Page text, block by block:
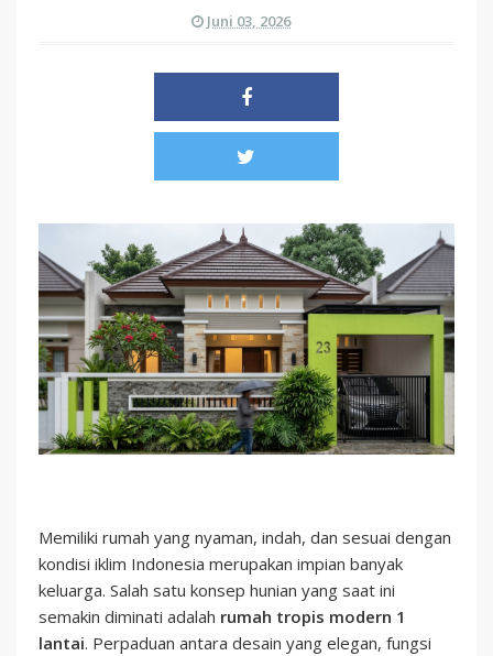
Juni 03, 2026
Memiliki rumah yang nyaman, indah, dan sesuai dengan
kondisi iklim Indonesia merupakan impian banyak
keluarga. Salah satu konsep hunian yang saat ini
semakin diminati adalah rumah tropis modern 1
lantai. Perpaduan antara desain yang elegan, fungsi